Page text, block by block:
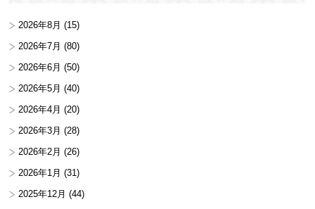
2026年8月 (15)
2026年7月 (80)
2026年6月 (50)
2026年5月 (40)
2026年4月 (20)
2026年3月 (28)
2026年2月 (26)
2026年1月 (31)
2025年12月 (44)